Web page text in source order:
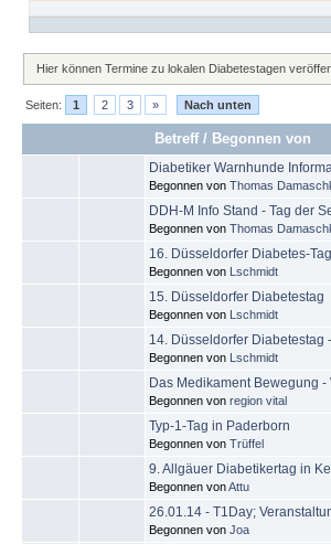
Hier können Termine zu lokalen Diabetestagen
Seiten: 1 2 3 » Nach unten
Betreff/ Begonnen von
Diabetiker Warnhunde
Begonnen von Thomas
DDH-M Info Stand - Tag der
Begonnen von Thomas
16. Düsseldorfer Diabetes-
Begonnen von Lschmidt
15. Düsseldorfer Diabetestag
Begonnen von Lschmidt
14. Düsseldorfer
Begonnen von Lschmidt
Das Medikament Bewegung
Begonnen von region vital
Typ-1-Tag in Paderborn
Begonnen von Trüffel
9. Allgäuer Diabetikertag in
Begonnen vonAttu
26.01.14 - T1Day;
Begonnen von Joa